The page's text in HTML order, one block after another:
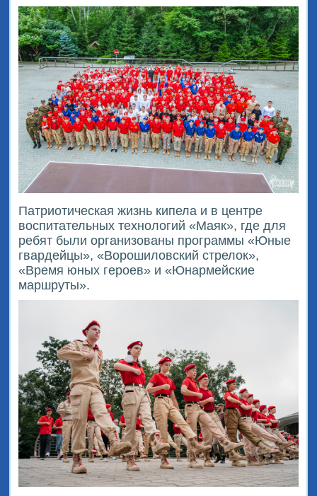
Патриотическая жизнь кипела и в центре
воспитательных технологий «Маяк», где для
ребят были организованы программы «Юные
гвардейцы», «Ворошиловский стрелок»,
«Время юных героев» и «Юнармейские
маршруты».